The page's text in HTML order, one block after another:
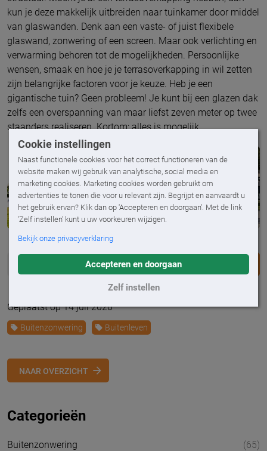
Cookie instellingen
Naast functionele cookies voor het correct functioneren van de
website maken wij gebruik van analytische, social media en
marketing cookies. Marketing cookies worden gebruikt om
advertenties te tonen die voor u relevant zijn. Begrijpt en aanvaardt u
het gebruik ervan? Klik dan op 'Accepteren en doorgaan'. Met de link
'Zelf instellen' kunt u uw voorkeuren wijzigen.
Bekijk onze privacyverklaring
Accepteren en doorgaan
Zelf instellen
kun je deze makkelijk uitbreiden naar tuinkamer door middel
van glaswanden. Denk aan een vaste- of juist flexibele
glaswand, zonwering of een screen. Maar ook verlichting en
verwarming behoren tot de mogelijkheden. Persoonlijke
wensen, smaak en hoe je je terrasoverkapping in wil zetten
zijn belangrijke factoren voor je keuze. Heb je een
gigantische tuin? Geen probleem! Je kunt bij een glazen dak
zelfs een overspanning van maar liefst zeven meter op twee
staanders realiseren. Kortom: alles is mogelijk.
Geplaatst op 14 juli 2020
Buitenzonwering Buitenleven
NAAR OVERZICHT
Categorieën
Buitenzonwering (65)